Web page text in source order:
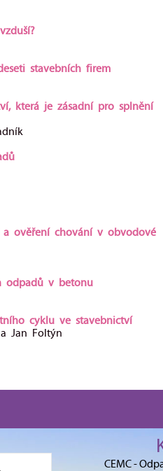
stavebních firem
která je zásadní pro splnění
a ověření chování v obvodové
odpadů v betonu
cyklu ve stavebnictví
Jan Foltýn
CEMC -